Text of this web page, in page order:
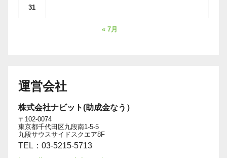
31
« 7月
運営会社
株式会社ナビット(助成金なう）
〒102-0074
東京都千代田区九段南1-5-5
九段サウスサイドスクエア8F
TEL：03-5215-5713